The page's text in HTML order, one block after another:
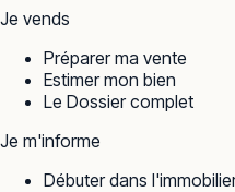
Je vends
Préparer ma vente
Estimer mon bien
Le Dossier complet
Je m'informe
Débuter dans